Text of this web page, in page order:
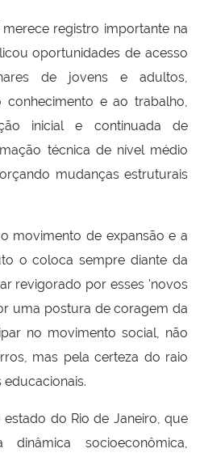
registro importante na
oportunidades de acesso
de jovens e adultos,
e ao trabalho,
inicial e continuada de
técnica de nível médio
mudanças estruturais
movimento de expansão e a
o coloca sempre diante da
revigorado por esses 'novos
uma postura de coragem da
no movimento social, não
mas pela certeza do raio
do Rio de Janeiro, que
socioeconômica,